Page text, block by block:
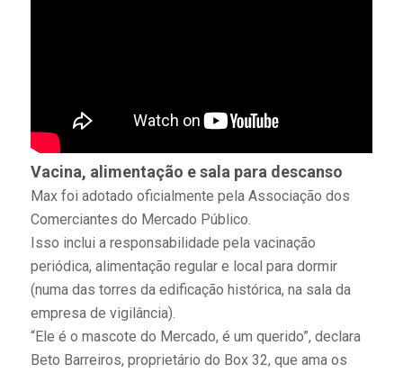
Vacina, alimentação e sala para descanso
Max foi adotado oficialmente pela Associação dos
Comerciantes do Mercado Público.
Isso inclui a responsabilidade pela vacinação
periódica, alimentação regular e local para dormir
(numa das torres da edificação histórica, na sala da
empresa de vigilância).
“Ele é o mascote do Mercado, é um querido”, declara
Beto Barreiros, proprietário do Box 32, que ama os